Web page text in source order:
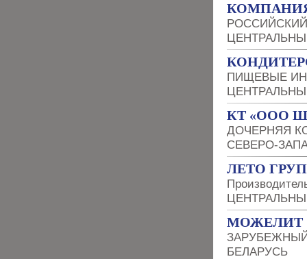
ПИЩЕВЫЕ
КТ «ООО
ДОЧЕРНЯЯ
СЕВЕРО-
ЛЕТО
МОЖЕЛИТ
БЕЛАРУСЬ